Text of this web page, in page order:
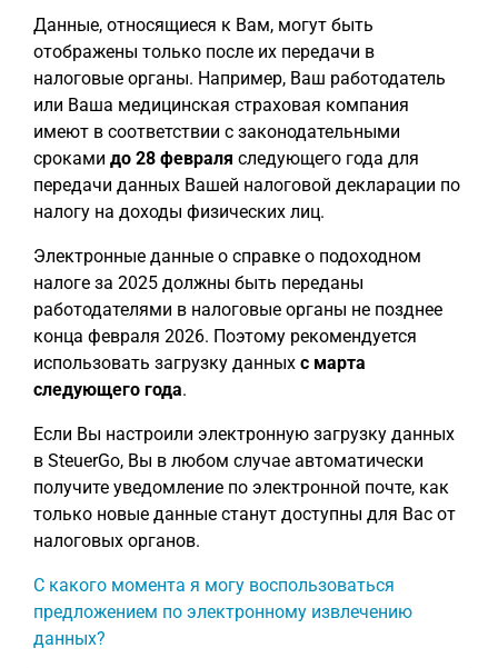
Данные, относящиеся к Вам, могут быть
отображены только после их передачи в
налоговые органы. Например, Ваш работодатель
или Ваша медицинская страховая компания
имеют в соответствии с законодательными
сроками до 28 февраля следующего года для
передачи данных Вашей налоговой декларации по
налогу на доходы физических лиц.
Электронные данные о справке о подоходном
налоге за 2025 должны быть переданы
работодателями в налоговые органы не позднее
конца февраля 2026. Поэтому рекомендуется
использовать загрузку данных с марта
следующего года.
Если Вы настроили электронную загрузку данных
в SteuerGo, Вы в любом случае автоматически
получите уведомление по электронной почте, как
только новые данные станут доступны для Вас от
налоговых органов.
С какого момента я могу воспользоваться
предложением по электронному извлечению
данных?